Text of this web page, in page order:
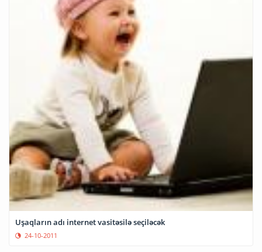
Uşaqların adı internet vasitəsilə seçiləcək
24-10-2011